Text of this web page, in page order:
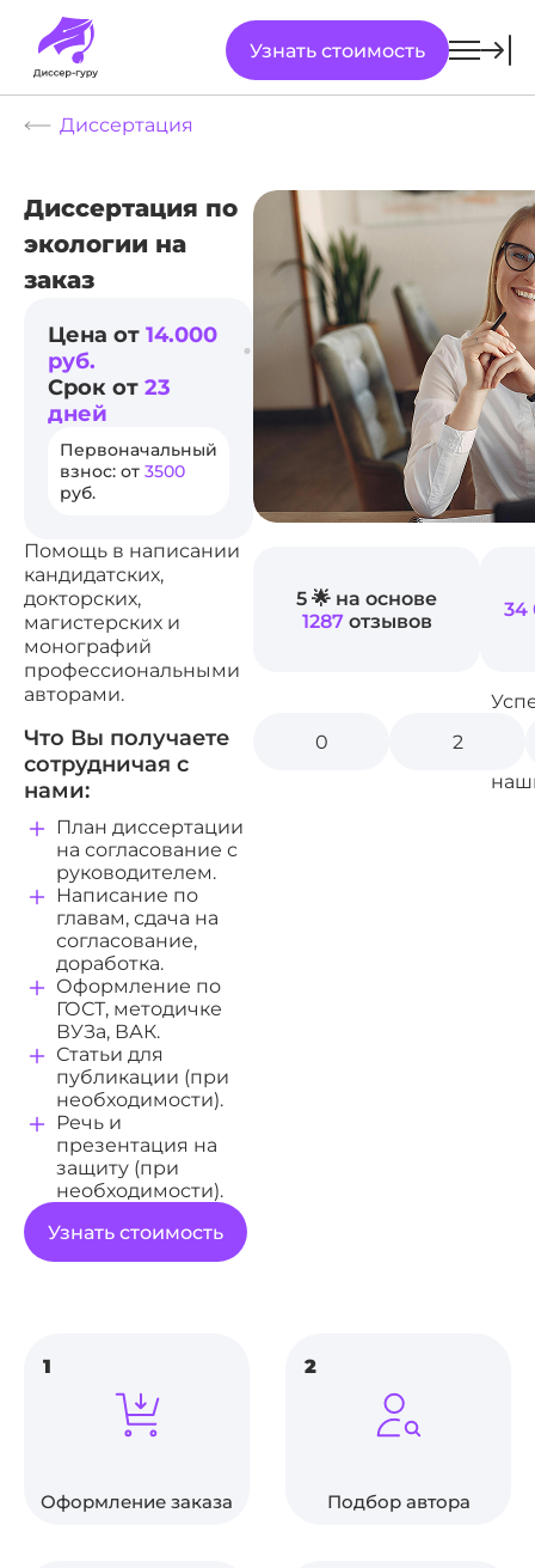
Узнать стоимость
Диссертация
Диссертация по
экологии на
заказ
Цена от 14.000
руб.
Срок от 23
дней
Первоначальный
взнос: от 3500
руб.
Помощь в написании
кандидатских,
докторских,
магистерских и
монографий
профессиональными
авторами.
Что Вы получаете
сотрудничая с
нами:
План диссертации
на согласование с
руководителем.
Написание по
главам, сдача на
согласование,
доработка.
Оформление по
ГОСТ, методичке
ВУЗа, ВАК.
Статьи для
публикации (при
необходимости).
Речь и
презентация на
защиту (при
необходимости).
Узнать стоимость
5 🌟 на основе
1287отзывов 34
2
0
1
Оформление заказа
2
Подбор автора